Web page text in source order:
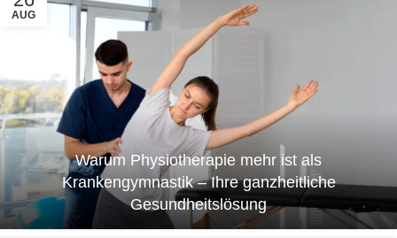
AUG
Warum Physiotherapie mehr ist als
Krankengymnastik – Ihre ganzheitliche
Gesundheitslösung